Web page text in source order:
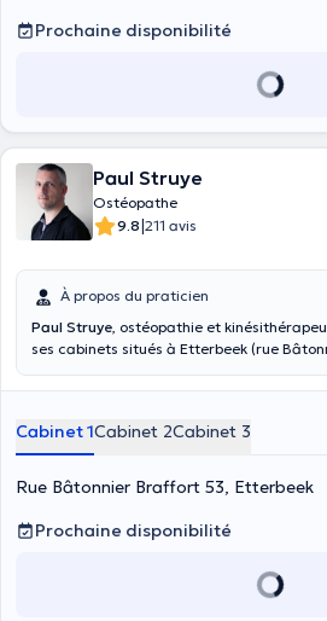
pathologies et plaintes chez le nourrisson,
enceinte, ou le sportif. Il propose ainsi
cabinet à Florenville. Les rendez-vous
Prochaine disponibilité
Paul Struye
Ostéopathe
9.8|211 avis
À propos du praticien
Paul Struye, ostéopathie et
ses cabinets situés à Etterbeek (rue
du Roetaert 121). Diplômé en
bases en anglais, en néerlandais et en
compétences et de son expertise, veuillez
ligne avec lui sous sa spécialisation,
cliquer sur le type de consultation
jours et le moment propice où vous
accepte les urgences. L'ostéopathie a une vision globale et
sa durée spécifique qui varie entre 30 à
Cabinet 1Cabinet 2Cabinet 3
Rue Bâtonnier Braffort 53, Etterbeek
Prochaine disponibilité